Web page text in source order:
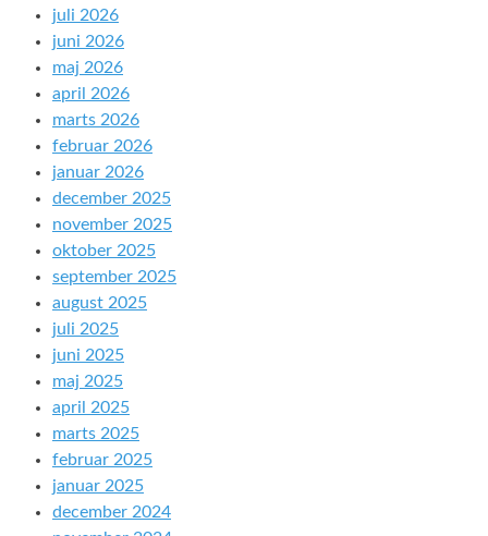
juli 2026
juni 2026
maj 2026
april 2026
marts 2026
februar 2026
januar 2026
december 2025
november 2025
oktober 2025
september 2025
august 2025
juli 2025
juni 2025
maj 2025
april 2025
marts 2025
februar 2025
januar 2025
december 2024